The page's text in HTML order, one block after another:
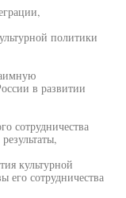
политики
в развитии
сотрудничества
культурной
его сотрудничества